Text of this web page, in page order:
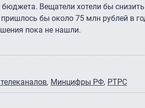
Вещатели хотели бы снизить
бы около 75 млн рублей в
пока не нашли.
Минцифры РФ РТРС